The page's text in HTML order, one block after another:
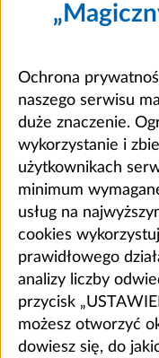
Ochrona
naszego serwisu
duże znaczenie.
wykorzystanie i
użytkownikach
minimum
usług na
cookies
prawidłowego
analizy liczby
przycisk
możesz otworzyć
dowiesz się, do